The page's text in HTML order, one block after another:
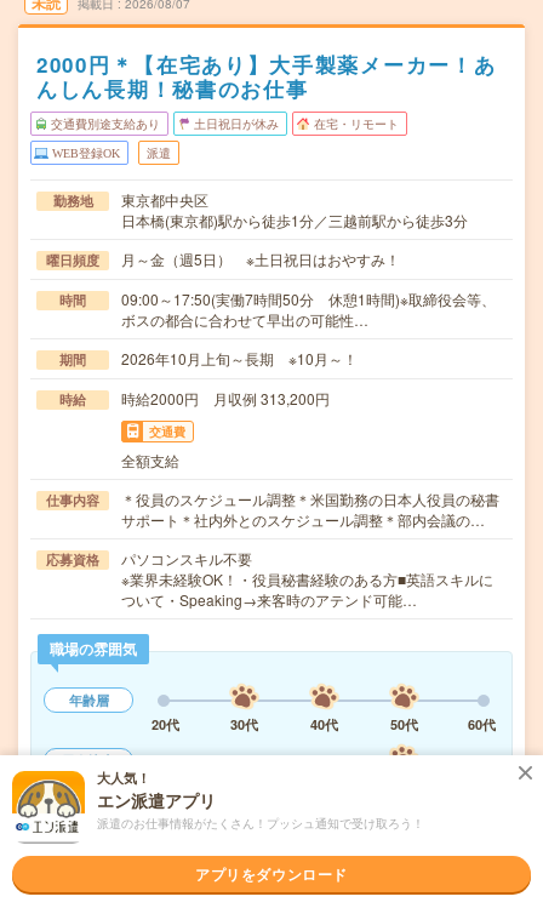
掲載日 2026/08/07
2000円＊【在宅あり】大手製薬メーカー！あ
んしん長期！秘書のお仕事
交通費別途支給あり 土日祝日が休み 在宅・リモート
WEB登録OK 派遣
勤務地
東京都中央区
日本橋(東京都)駅から徒歩1分／三越前駅から徒歩3分
曜日頻度 月～金（週5日） ※土日祝日はおやすみ！
時間
09:00～17:50(実働7時間50分 休憩1時間)※取締役会等、
ボスの都合に合わせて早出の可能性…
期間 2026年10月上旬～長期 ※10月～！
時給 時給2000円 月収例 313,200円
交通費
全額支給
仕事内容
＊役員のスケジュール調整＊米国勤務の日本人役員の秘書
サポート＊社内外とのスケジュール調整＊部内会議の…
応募資格
パソコンスキル不要
※業界未経験OK！・役員秘書経験のある方■英語スキルに
ついて・Speaking→来客時のアテンド可能…
職場の雰囲気
年齢層
20代
30代 40代 50代
60代
男女比率
もっと見る
気になる! 応募へ進む 詳しく見る
大人気！
エン派遣アプリ
派遣のお仕事情報がたくさん！プッシュ通知で受け取ろう！
アプリをダウンロード